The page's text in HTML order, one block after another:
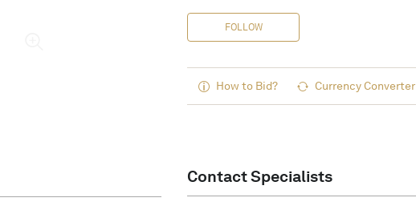
FOLLOW
How to Bid? Currency Converter
Contact Specialists